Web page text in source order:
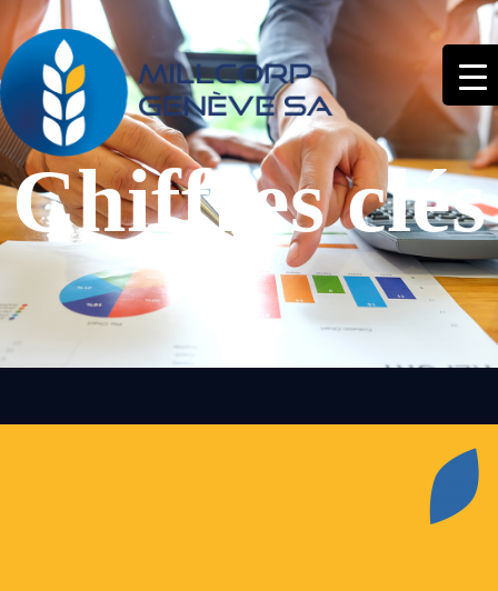
Chiffres clés